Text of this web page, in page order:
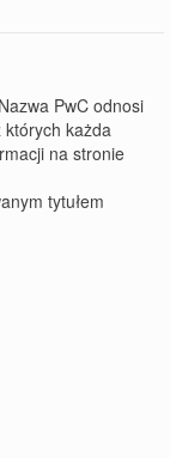
PwC odnosi
których każda
na stronie
tytułem